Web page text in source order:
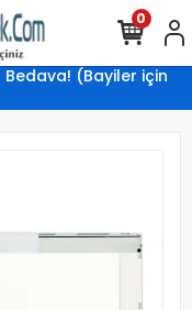
Bedava! (Bayiler için
0